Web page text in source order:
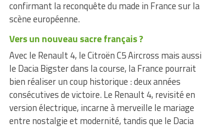
confirmant la reconquête du made in France sur la
scène européenne.
Vers un nouveau sacre français ?
Avec le Renault 4, le Citroën C5 Aircross mais aussi
le Dacia Bigster dans la course, la France pourrait
bien réaliser un coup historique : deux années
consécutives de victoire. Le Renault 4, revisité en
version électrique, incarne à merveille le mariage
entre nostalgie et modernité, tandis que le Dacia